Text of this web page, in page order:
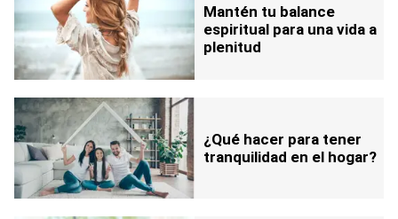
Mantén tu balance
espiritual para una vida a
plenitud
¿Qué hacer para tener
tranquilidad en el hogar?